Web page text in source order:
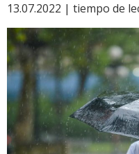
13.07.2022 | tiempo de